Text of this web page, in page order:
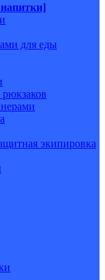
для еды
экипировка